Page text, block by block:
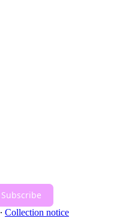
Subscribe
∙ Collection notice